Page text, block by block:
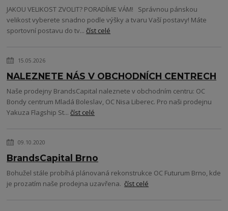
JAKOU VELIKOST ZVOLIT? PORADÍME VÁM! Správnou pánskou
velikost vyberete snadno podle výšky a tvaru Vaší postavy! Máte
sportovní postavu do tv...číst celé
15.05.2026
NALEZNETE NÁS V OBCHODNÍCH CENTRECH
Naše prodejny BrandsCapital naleznete v obchodním centru: OC
Bondy centrum Mladá Boleslav, OC Nisa Liberec. Pro naši prodejnu
Yakuza Flagship St...číst celé
09.10.2020
BrandsCapital Brno
Bohužel stále probíhá plánovaná rekonstrukce OC Futurum Brno, kde
je prozatím naše prodejna uzavřena.číst celé